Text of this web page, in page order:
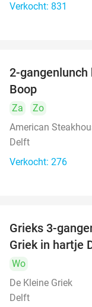
Verkocht: 831
2-
Boop
Za
Zo
American
Delft
Verkocht: 276
Grieks 3-
Griek in hartje
Wo
De Kleine Griek
Delft